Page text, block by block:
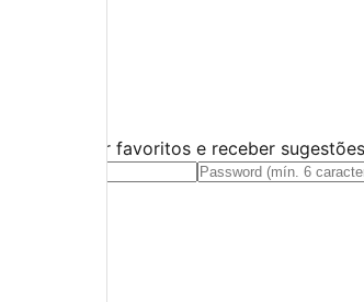
para guardar favoritos e receber